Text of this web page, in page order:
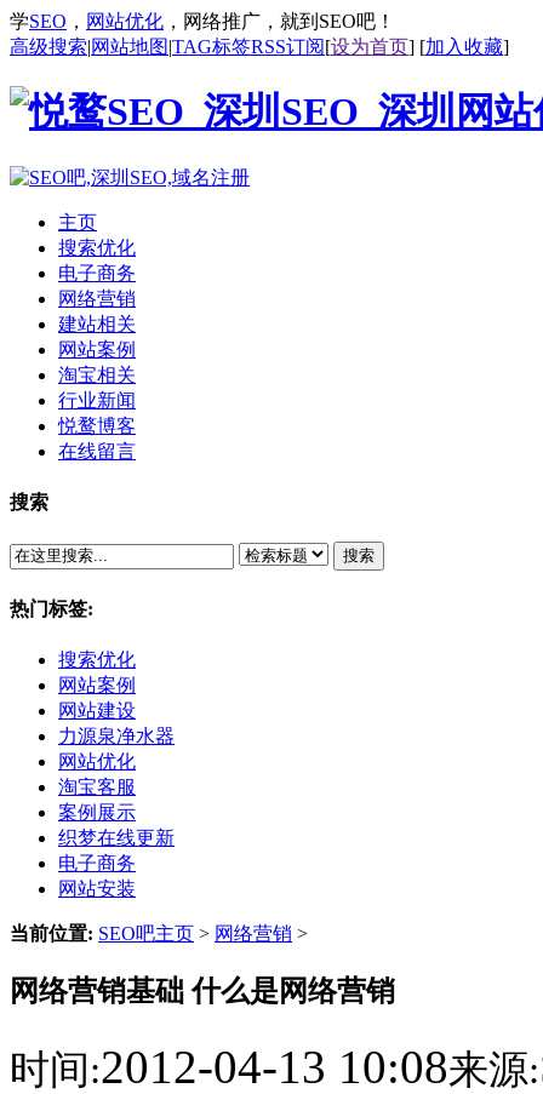
学SEO ， 网站优化 ，网络推广，就到SEO吧！
高级搜索|网站地图|TAG标签RSS订阅[设为首页] [加入收藏]
主页
搜索优化
电子商务
网络营销
建站相关
网站案例
淘宝相关
行业新闻
悦鹜博客
在线留言
搜索
搜索
热门标签:
搜索优化
网站案例
网站建设
力源泉净水器
网站优化
淘宝客服
案例展示
织梦在线更新
电子商务
网站安装
当前位置: SEO吧主页 > 网络营销 >
网络营销基础 什么是网络营销
时间:2012-04-13 10:08来源: